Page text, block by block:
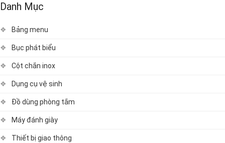
Danh Mục
Bảng menu
Bục phát biểu
Cột chắn inox
Dụng cụ vệ sinh
Đồ dùng phòng tắm
Máy đánh giày
Thiết bị giao thông